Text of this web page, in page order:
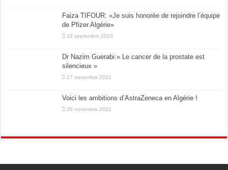
Faiza TIFOUR: «Je suis honorée de rejoindre l’équipe
de Pfizer Algérie»
18 septembre 2023
Dr Nazim Guerabi:« Le cancer de la prostate est
silencieux »
27 novembre 2021
Voici les ambitions d’AstraZeneca en Algérie !
20 novembre 2021